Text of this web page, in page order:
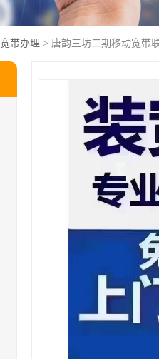
宽带办理 > 唐韵三坊二期移动宽带